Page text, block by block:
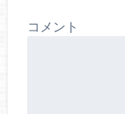
コメント